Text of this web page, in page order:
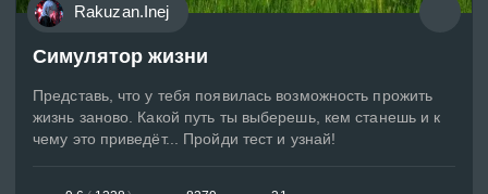
Rakuzan.Inej
Симулятор жизни
Представь, что у тебя появилась возможность прожить
жизнь заново. Какой путь ты выберешь, кем станешь и к
чему это приведёт... Пройди тест и узнай!